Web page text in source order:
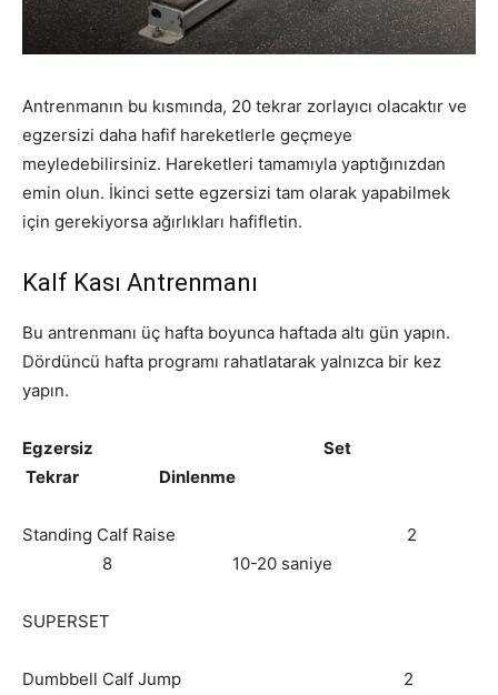
Antrenmanın bu kısmında, 20 tekrar zorlayıcı olacaktır ve
egzersizi daha hafif hareketlerle geçmeye
meyledebilirsiniz. Hareketleri tamamıyla yaptığınızdan
emin olun. İkinci sette egzersizi tam olarak yapabilmek
için gerekiyorsa ağırlıkları hafifletin.
Kalf Kası Antrenmanı
Bu antrenmanı üç hafta boyunca haftada altı gün yapın.
Dördüncü hafta programı rahatlatarak yalnızca bir kez
yapın.
Egzersiz Set
Tekrar Dinlenme
Standing Calf Raise 2
8 10-20 saniye
SUPERSET
Dumbbell Calf Jump 2